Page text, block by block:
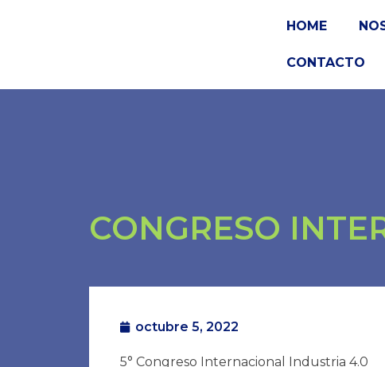
HOME
CONTACTO
CONGRESO
octubre 5, 2022
5° Congreso Internacional Industria 4.0